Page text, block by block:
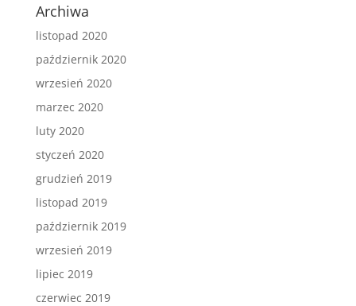
Archiwa
listopad 2020
październik 2020
wrzesień 2020
marzec 2020
luty 2020
styczeń 2020
grudzień 2019
listopad 2019
październik 2019
wrzesień 2019
lipiec 2019
czerwiec 2019